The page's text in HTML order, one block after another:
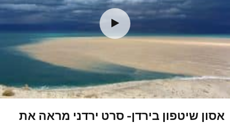
אסון שיטפון בירדן- סרט ירדני מראה את